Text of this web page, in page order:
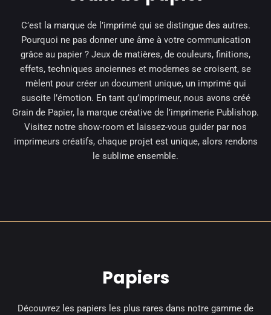
C’est la marque de l’imprimé qui se distingue des autres.
Pourquoi ne pas donner une âme à votre communication
grâce au papier ? Jeux de matières, de couleurs, finitions,
effets, techniques anciennes et modernes se croisent, se
mèlent pour créer un document unique, un imprimé qui
suscite l’émotion. En tant qu’imprimeur, nous avons créé
Grain de Papier, la marque créative de l’imprimerie Publishop.
Visitez notre show-room et laissez-vous guider par nos
imprimeurs créatifs, chaque projet est unique, alors rendons
le sublime ensemble.
Papiers
Découvrez les papiers les plus rares dans notre gamme de